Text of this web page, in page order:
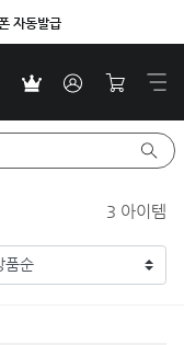
자동발급
3 아이템